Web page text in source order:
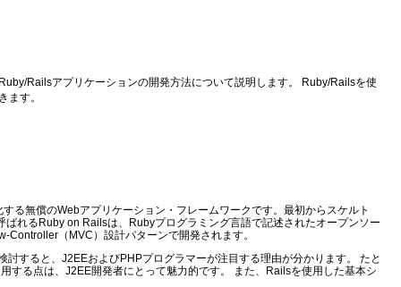
Railsアプリケーションの開発方法について説明します。 Ruby/Railsを使
ます。
る無償のWebアプリケーション・フレームワークです。最初からスケルト
ばれるRuby on Railsは、Rubyプログラミング言語で記述されたオープンソー
（MVC）設計パターンで開発されます。
すると、J2EEおよびPHPプログラマーが注目する理由が分かります。 たと
する点は、J2EE開発者にとって魅力的です。 また、Railsを使用した基本シ